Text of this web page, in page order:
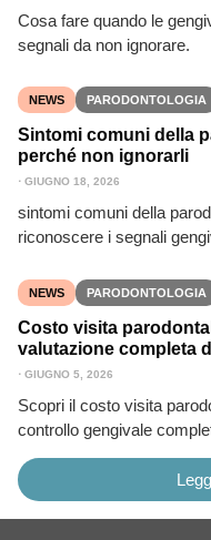
Cosa fare quando le
segnali da non ignorare.
NEWS PARODONTOLOGIA
Sintomi comuni della
perché non ignorarli
⋅ GIUGNO 18, 2026
sintomi comuni della
riconoscere i segnali
NEWS PARODONTOLOGIA
Costo visita
valutazione completa
⋅ GIUGNO 5, 2026
Scopri il costo visita
controllo gengivale